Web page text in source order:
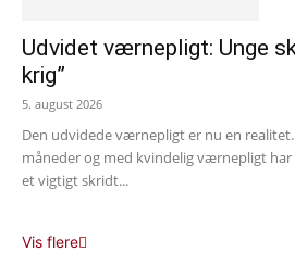
Udvidet værnepligt: Unge
krig”
5. august 2026
Den udvidede værnepligt er nu en
måneder og med kvindelig værnepligt
et vigtigt skridt...
Vis flere